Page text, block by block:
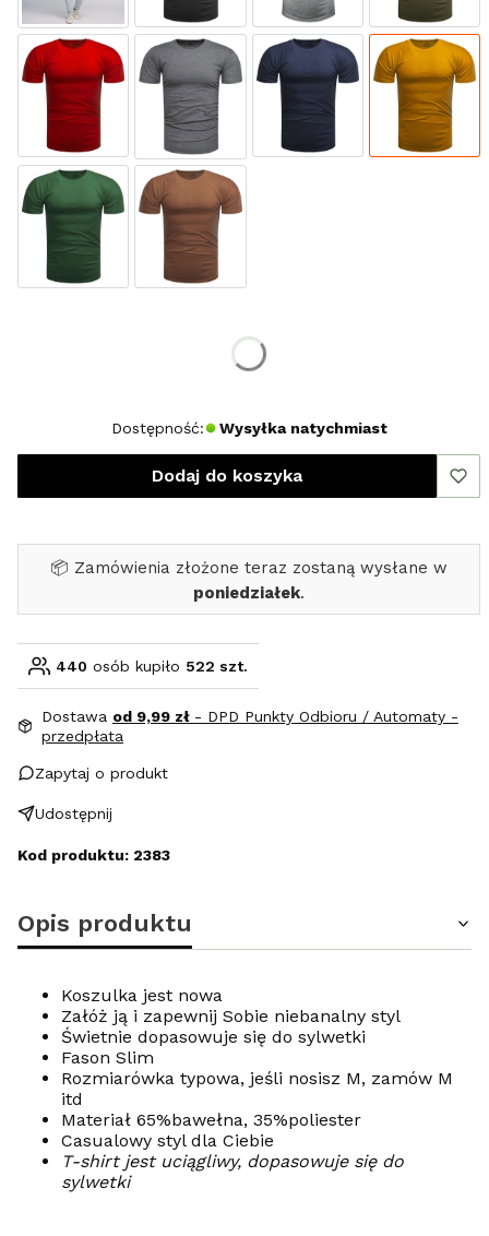
Dostępność: Wysyłka natychmiast
Dodaj do koszyka
📦 Zamówienia złożone teraz zostaną wysłane w
poniedziałek.
440 osób kupiło 522 szt.
Dostawa od 9,99 zł - DPD Punkty Odbioru / Automaty -
przedpłata
Zapytaj o produkt
Udostępnij
Kod produktu: 2383
Opis produktu
Koszulka jest nowa
Załóż ją i zapewnij Sobie niebanalny styl
Świetnie dopasowuje się do sylwetki
Fason Slim
Rozmiarówka typowa, jeśli nosisz M, zamów M
itd
Materiał 65%bawełna, 35%poliester
Casualowy styl dla Ciebie
T-shirt jest uciągliwy, dopasowuje się do
sylwetki